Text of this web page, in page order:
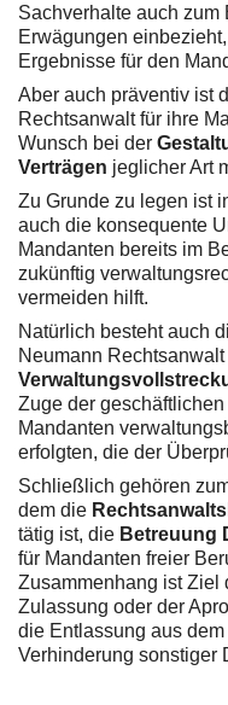
Sachverhalte auch
Erwägungen
Ergebnisse für den
Aber auch präventiv ist
Rechtsanwalt für ihre
Wunsch bei der
Verträgen jeglicher Art
Zu Grunde zu legen ist
auch die konsequente
Mandanten bereits im
zukünftig
vermeiden hilft.
Natürlich besteht auch
Neumann
Zuge der
Mandanten
erfolgten, die der
Schließlich gehören
dem die
tätig ist, die Betreuung
für Mandanten freier
Zusammenhang ist Ziel
Zulassung oder der
die Entlassung aus
Verhinderung sonstiger